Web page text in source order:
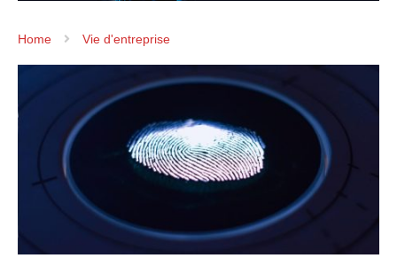
Home Vie d'entreprise